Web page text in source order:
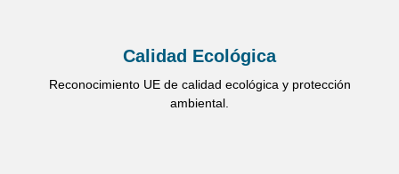
Calidad Ecológica
Reconocimiento UE de calidad ecológica y protección
ambiental.